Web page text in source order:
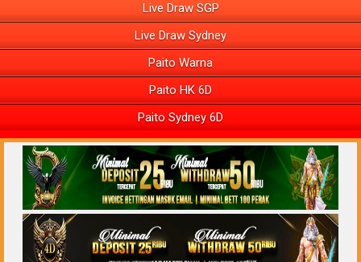
Live Draw SGP
Live Draw Sydney
Paito Warna
Paito HK 6D
Paito Sydney 6D